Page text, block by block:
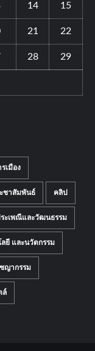
14 15
21 22
28 29
รเมือง
ชาสัมพันธ์ คลิป
ะเพณีและวัฒนธรรม
ยี และนวัตกรรม
ญากรรม
ล์